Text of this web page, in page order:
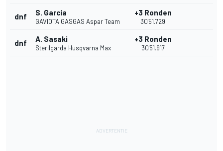
dnf S. García
GAVIOTA GASGAS Aspar Team
+3 Ronden
30'51.729
dnf A. Sasaki
Sterilgarda Husqvarna Max
+3 Ronden
30'51.917